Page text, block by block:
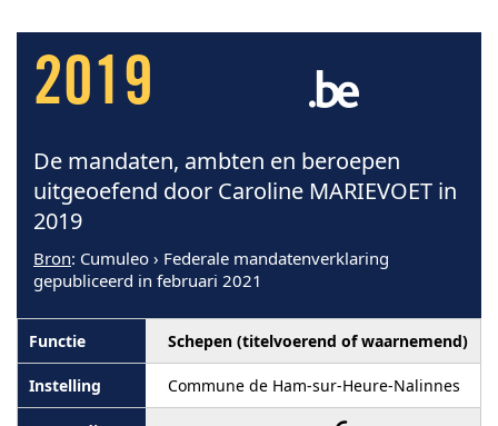
2019
De mandaten, ambten en beroepen
uitgeoefend door Caroline MARIEVOET in
2019
Bron: Cumuleo › Federale mandatenverklaring
gepubliceerd in februari 2021
Schepen (titelvoerend of waarnemend)
Commune de Ham-sur-Heure-Nalinnes